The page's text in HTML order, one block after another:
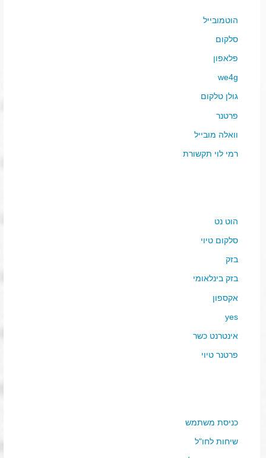
הוטמובייל
סלקום
פלאפון
we4g
גולן טלקום
פרטנר
וואלה מובייל
רמי לוי תקשורת
הוט נט
סלקום טיוי
בזק
בזק בינלאומי
אקספון
yes
אינטרנט כשר
פרטנר טיוי
כניסת משתמש
שיחות לחו"ל